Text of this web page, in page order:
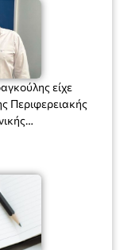
είχε
Περιφερειακής
Λ.Σ. κ. Ιωάννη